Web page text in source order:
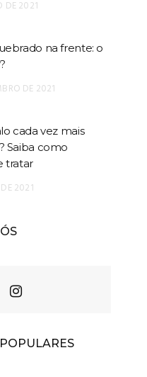
DE 2021
na frente: o
DE 2021
cada vez mais
Saiba como
tratar
2021